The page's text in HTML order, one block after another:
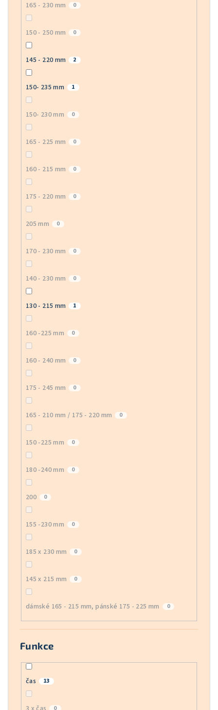
165 - 230 mm 0
150 - 250 mm 0
145 - 220 mm 2
150- 235 mm 1
150- 230 mm 0
165 - 225 mm 0
160 - 215 mm 0
175 - 220 mm 0
205 mm 0
170 - 230 mm 0
140 - 230 mm 0
130 - 215 mm 1
160 -225 mm 0
160 - 240 mm 0
175 - 245 mm 0
165 - 210 mm / 175 - 220 mm 0
150 -225 mm 0
180 -240 mm 0
200 0
155 -230 mm 0
185 x 230 mm 0
145 x 215 mm 0
dámské 165 - 215 mm, pánské 175 - 225 mm 0
Funkce
čas 13
0